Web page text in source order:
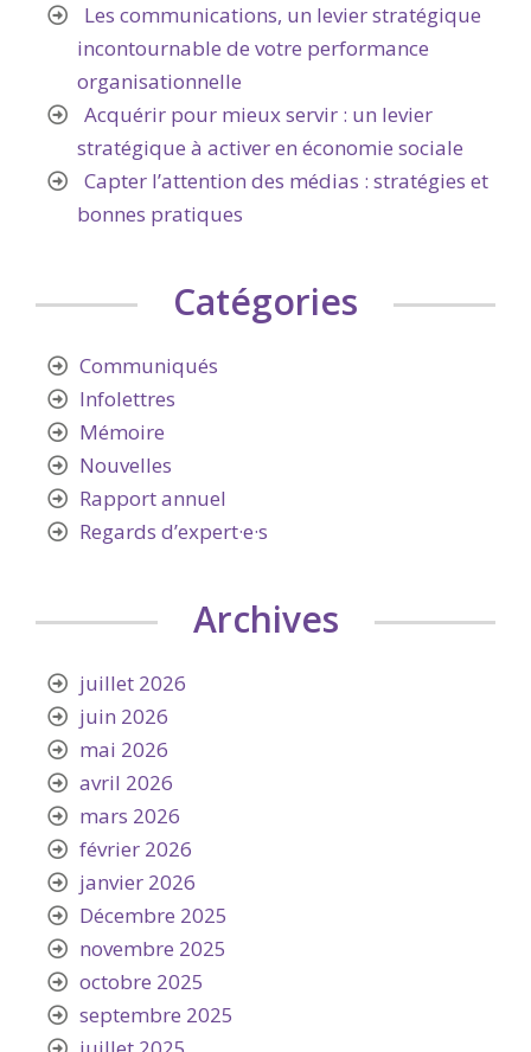
Les communications, un levier stratégique
incontournable de votre performance
organisationnelle
Acquérir pour mieux servir : un levier
stratégique à activer en économie sociale
Capter l’attention des médias : stratégies et
bonnes pratiques
Catégories
Communiqués
Infolettres
Mémoire
Nouvelles
Rapport annuel
Regards d’expert·e·s
Archives
juillet 2026
juin 2026
mai 2026
avril 2026
mars 2026
février 2026
janvier 2026
Décembre 2025
novembre 2025
octobre 2025
septembre 2025